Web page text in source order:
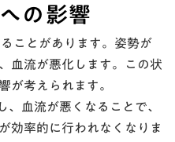
の影響
ことがあります。姿勢が
血流が悪化します。この状
考えられます。
、血流が悪くなることで、
効率的に行われなくなりま